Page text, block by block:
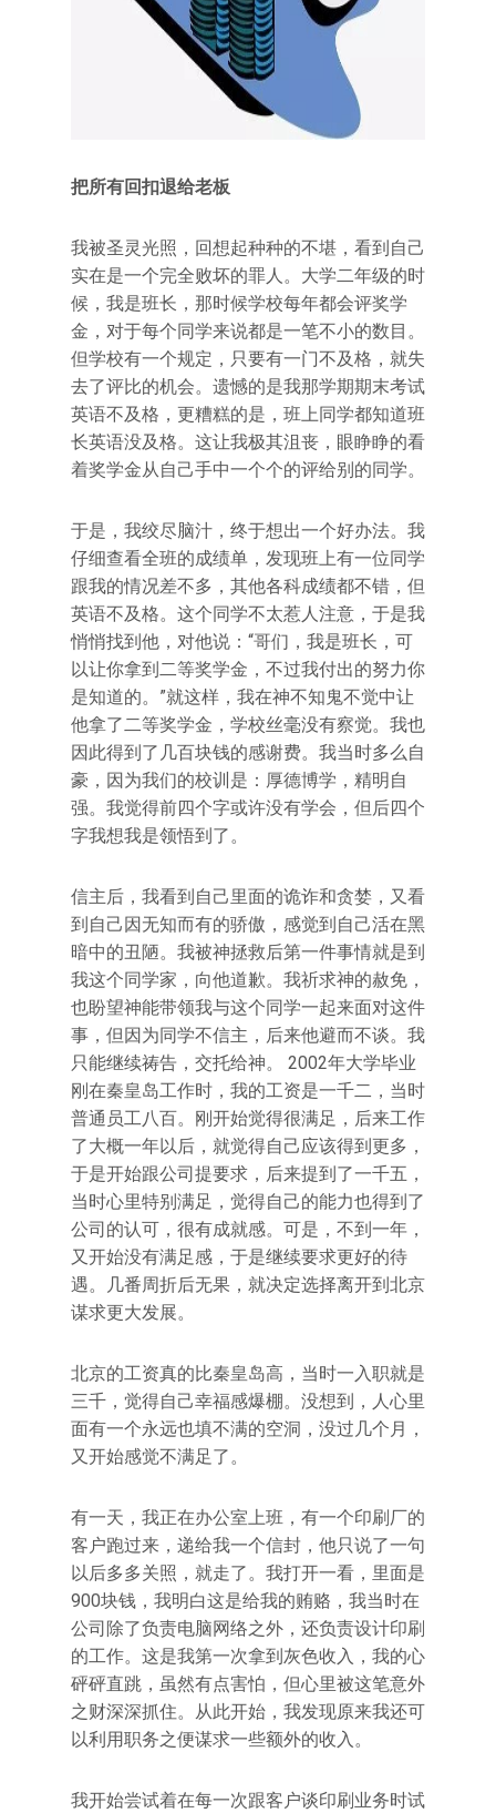
把所有回扣退给老板
我被圣灵光照，回想起种种的不堪，看到自己
实在是一个完全败坏的罪人。大学二年级的时
候，我是班长，那时候学校每年都会评奖学
金，对于每个同学来说都是一笔不小的数目。
但学校有一个规定，只要有一门不及格，就失
去了评比的机会。遗憾的是我那学期期末考试
英语不及格，更糟糕的是，班上同学都知道班
长英语没及格。这让我极其沮丧，眼睁睁的看
着奖学金从自己手中一个个的评给别的同学。
于是，我绞尽脑汁，终于想出一个好办法。我
仔细查看全班的成绩单，发现班上有一位同学
跟我的情况差不多，其他各科成绩都不错，但
英语不及格。这个同学不太惹人注意，于是我
悄悄找到他，对他说：“哥们，我是班长，可
以让你拿到二等奖学金，不过我付出的努力你
是知道的。”就这样，我在神不知鬼不觉中让
他拿了二等奖学金，学校丝毫没有察觉。我也
因此得到了几百块钱的感谢费。我当时多么自
豪，因为我们的校训是：厚德博学，精明自
强。我觉得前四个字或许没有学会，但后四个
字我想我是领悟到了。
信主后，我看到自己里面的诡诈和贪婪，又看
到自己因无知而有的骄傲，感觉到自己活在黑
暗中的丑陋。我被神拯救后第一件事情就是到
我这个同学家，向他道歉。我祈求神的赦免，
也盼望神能带领我与这个同学一起来面对这件
事，但因为同学不信主，后来他避而不谈。我
只能继续祷告，交托给神。 2002年大学毕业
刚在秦皇岛工作时，我的工资是一千二，当时
普通员工八百。刚开始觉得很满足，后来工作
了大概一年以后，就觉得自己应该得到更多，
于是开始跟公司提要求，后来提到了一千五，
当时心里特别满足，觉得自己的能力也得到了
公司的认可，很有成就感。可是，不到一年，
又开始没有满足感，于是继续要求更好的待
遇。几番周折后无果，就决定选择离开到北京
谋求更大发展。
北京的工资真的比秦皇岛高，当时一入职就是
三千，觉得自己幸福感爆棚。没想到，人心里
面有一个永远也填不满的空洞，没过几个月，
又开始感觉不满足了。
有一天，我正在办公室上班，有一个印刷厂的
客户跑过来，递给我一个信封，他只说了一句
以后多多关照，就走了。我打开一看，里面是
900块钱，我明白这是给我的贿赂，我当时在
公司除了负责电脑网络之外，还负责设计印刷
的工作。这是我第一次拿到灰色收入，我的心
砰砰直跳，虽然有点害怕，但心里被这笔意外
之财深深抓住。从此开始，我发现原来我还可
以利用职务之便谋求一些额外的收入。
我开始尝试着在每一次跟客户谈印刷业务时试